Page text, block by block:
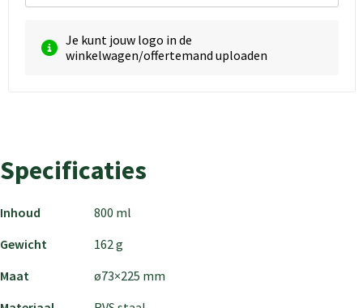
Je kunt jouw logo in de
winkelwagen/offertemand uploaden
Specificaties
Inhoud
800 ml
Gewicht
162 g
Maat
ø73×225 mm